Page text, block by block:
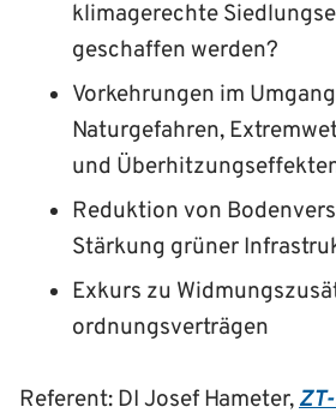
klimagerechte
geschaffen werden?
Vorkehrungen im
Naturgefahren,
und
Reduktion von
Stärkung grüner
Exkurs zu
ordnungs­verträgen
Referent: DI Josef Hameter,